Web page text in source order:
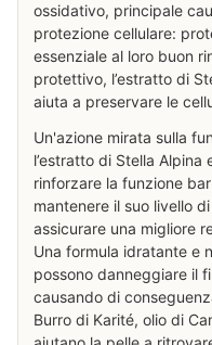
ossidativo, principale
protezione cellulare:
essenziale al loro buon
protettivo, l’estratto di
aiuta a preservare le
Un'azione mirata sulla
l’estratto di Stella Alpina
rinforzare la funzione
mantenere il suo livello
assicurare una migliore
Una formula idratante e
possono danneggiare il
causando di
Burro di Karité, olio di